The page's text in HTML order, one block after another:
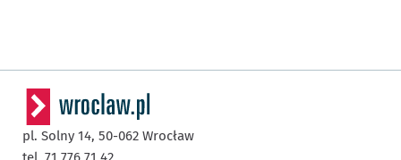
pl. Solny 14, 50-062 Wrocław